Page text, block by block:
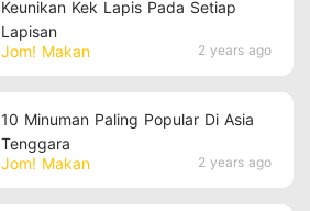
Jom! Makan 2 years ago
Keunikan Kek Lapis Pada Setiap
Lapisan
Jom! Makan 2 years ago
10 Minuman Paling Popular Di Asia
Tenggara